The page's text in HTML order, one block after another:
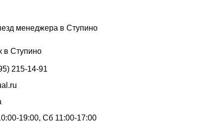
менеджера в Ступино
в Ступино
215-14-91
19:00, Сб 11:00-17:00